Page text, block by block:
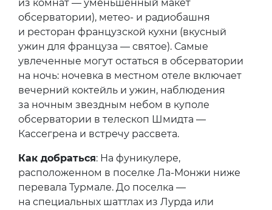
из комнат — уменьшенный макет
обсерватории), метео- и радиобашня
и ресторан французской кухни (вкусный
ужин для француза — святое). Самые
увлеченные могут остаться в обсерватории
на ночь: ночевка в местном отеле включает
вечерний коктейль и ужин, наблюдения
за ночным звездным небом в куполе
обсерватории в телескоп Шмидта —
Кассегрена и встречу рассвета.
Как добраться: На фуникулере,
расположенном в поселке Ла-Монжи ниже
перевала Турмале. До поселка —
на специальных шаттлах из Лурда или